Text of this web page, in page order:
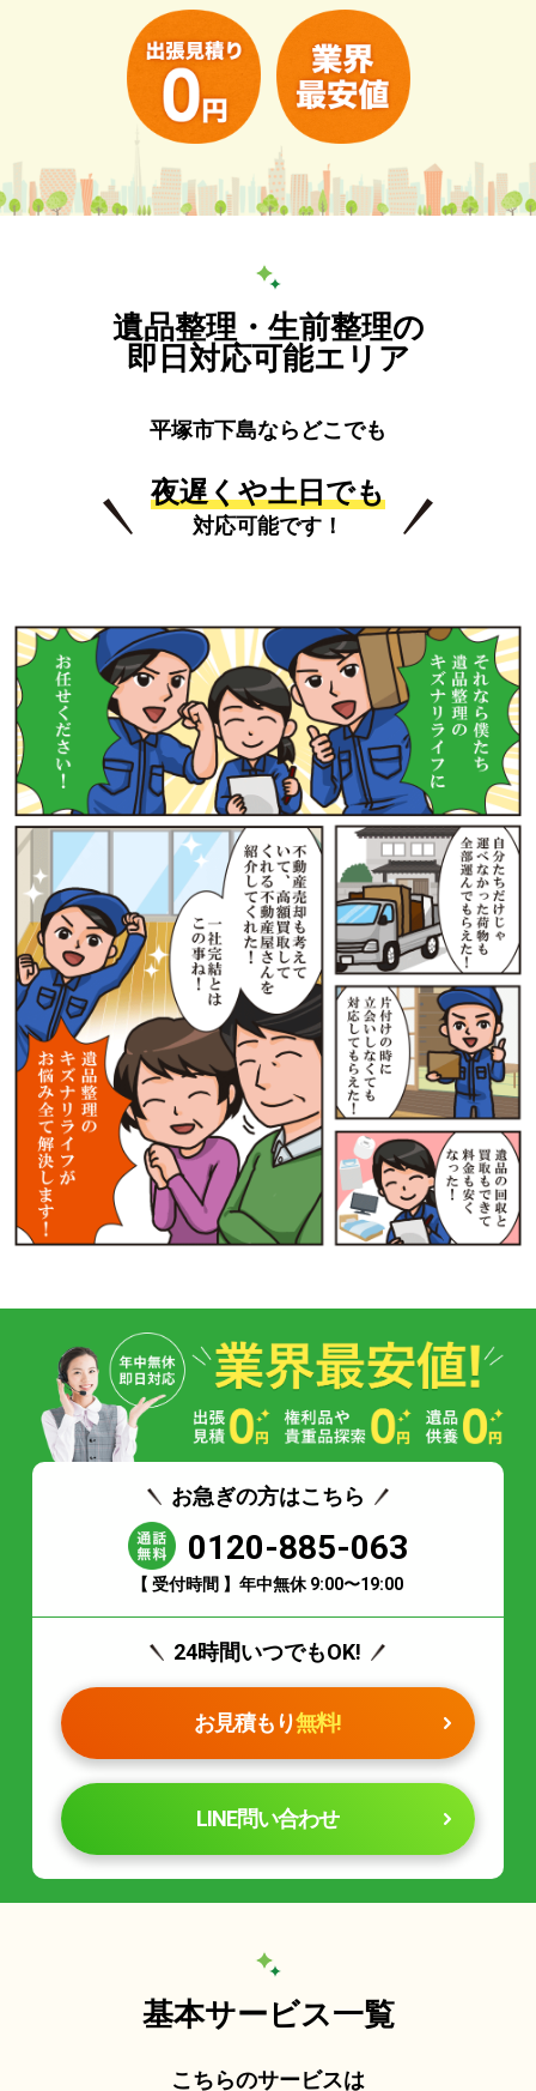
遺品整理・生前整理の
即日対応可能エリア
平塚市下島ならどこでも
夜遅くや土日でも
対応可能です！
お急ぎの方はこちら
0120-885-063
【 受付時間 】年中無休 9:00〜19:00
24時間いつでもOK!
お見積もり無料!
LINE問い合わせ
基本サービス一覧
こちらのサービスは